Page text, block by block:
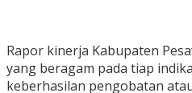
Rapor kinerja Kabupaten
yang beragam pada tiap
keberhasilan pengobatan